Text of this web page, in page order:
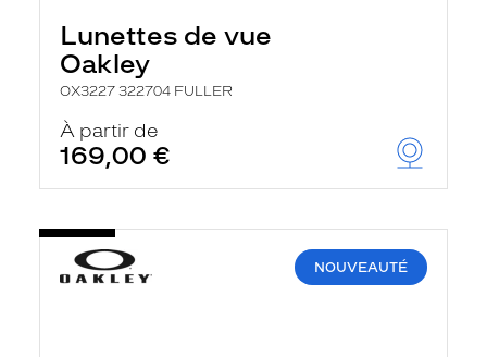
Lunettes de vue
Oakley
OX3227 322704 FULLER
À partir de
169,00 €
NOUVEAUTÉ